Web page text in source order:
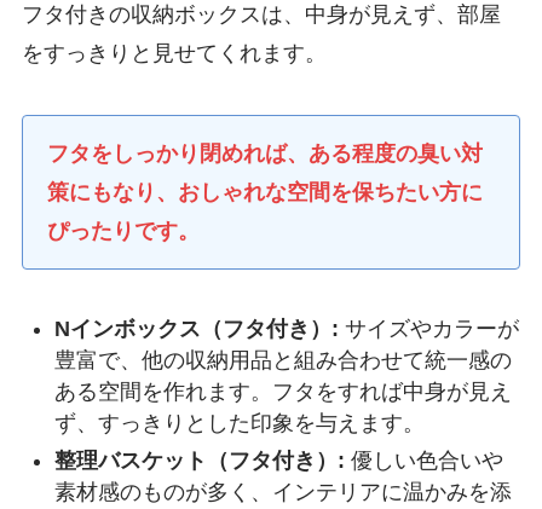
フタ付きの収納ボックスは、中身が見えず、部屋
をすっきりと見せてくれます。
フタをしっかり閉めれば、ある程度の臭い対
策にもなり、おしゃれな空間を保ちたい方に
ぴったりです。
Nインボックス（フタ付き）: サイズやカラーが
豊富で、他の収納用品と組み合わせて統一感の
ある空間を作れます。フタをすれば中身が見え
ず、すっきりとした印象を与えます。
整理バスケット（フタ付き）: 優しい色合いや
素材感のものが多く、インテリアに温かみを添